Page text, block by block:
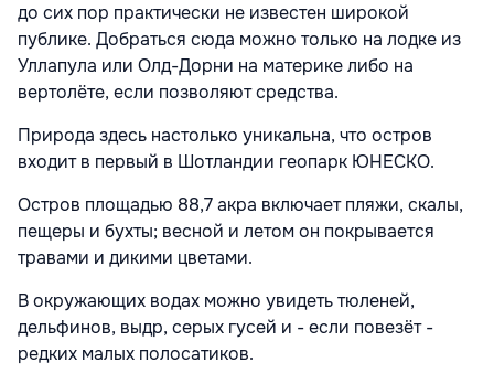
до сих пор практически не известен широкой
публике. Добраться сюда можно только на лодке из
Уллапула или Олд-Дорни на материке либо на
вертолёте, если позволяют средства.
Природа здесь настолько уникальна, что остров
входит в первый в Шотландии геопарк ЮНЕСКО.
Остров площадью 88,7 акра включает пляжи, скалы,
пещеры и бухты; весной и летом он покрывается
травами и дикими цветами.
В окружающих водах можно увидеть тюленей,
дельфинов, выдр, серых гусей и - если повезёт -
редких малых полосатиков.